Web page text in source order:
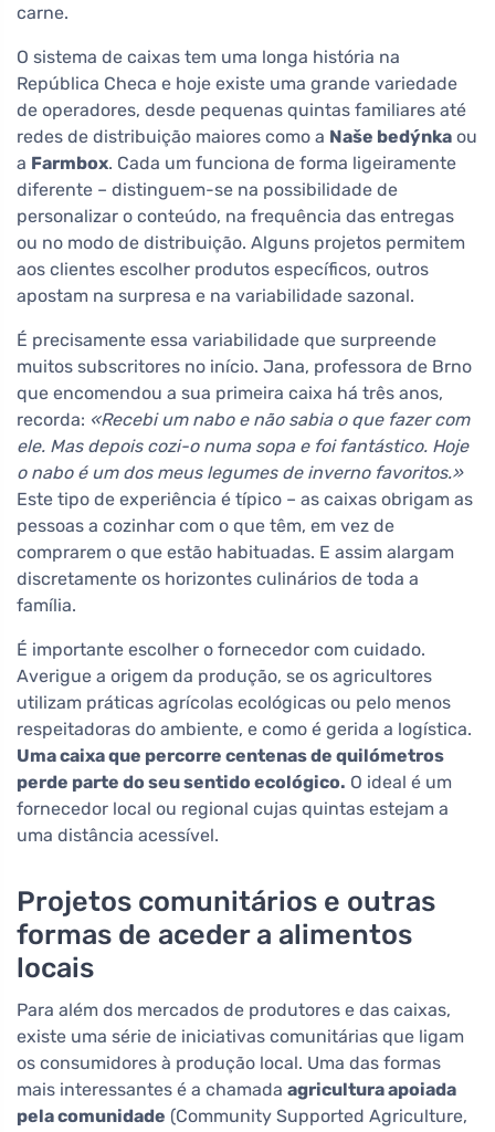
carne.
O sistema de caixas tem uma longa história na
República Checa e hoje existe uma grande variedade
de operadores, desde pequenas quintas familiares até
redes de distribuição maiores como a Naše bedýnka ou
a Farmbox. Cada um funciona de forma ligeiramente
diferente – distinguem-se na possibilidade de
personalizar o conteúdo, na frequência das entregas
ou no modo de distribuição. Alguns projetos permitem
aos clientes escolher produtos específicos, outros
apostam na surpresa e na variabilidade sazonal.
É precisamente essa variabilidade que surpreende
muitos subscritores no início. Jana, professora de Brno
que encomendou a sua primeira caixa há três anos,
recorda: «Recebi um nabo e não sabia o que fazer com
ele. Mas depois cozi-o numa sopa e foi fantástico. Hoje
o nabo é um dos meus legumes de inverno favoritos.»
Este tipo de experiência é típico – as caixas obrigam as
pessoas a cozinhar com o que têm, em vez de
comprarem o que estão habituadas. E assim alargam
discretamente os horizontes culinários de toda a
família.
É importante escolher o fornecedor com cuidado.
Averigue a origem da produção, se os agricultores
utilizam práticas agrícolas ecológicas ou pelo menos
respeitadoras do ambiente, e como é gerida a logística.
Uma caixa que percorre centenas de quilómetros
perde parte do seu sentido ecológico. O ideal é um
fornecedor local ou regional cujas quintas estejam a
uma distância acessível.
Projetos comunitários e outras
formas de aceder a alimentos
locais
Para além dos mercados de produtores e das caixas,
existe uma série de iniciativas comunitárias que ligam
os consumidores à produção local. Uma das formas
mais interessantes é a chamada agricultura apoiada
pela comunidade (Community Supported Agriculture,